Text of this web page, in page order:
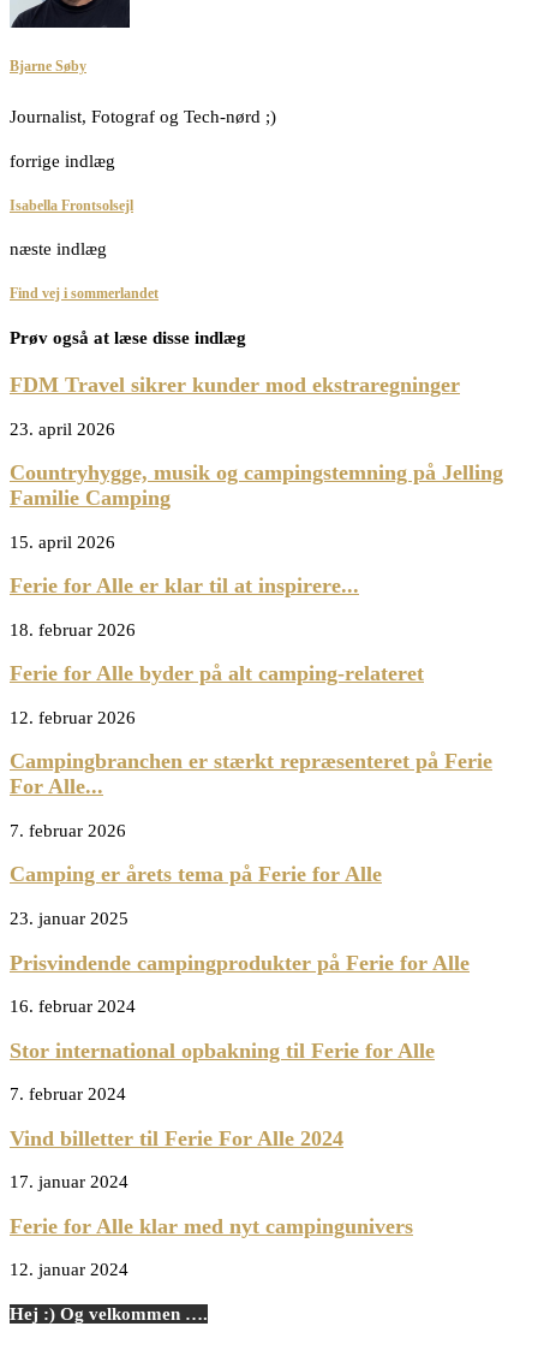
Bjarne Søby
Journalist, Fotograf og Tech-nørd ;)
forrige indlæg
Isabella Frontsolsejl
næste indlæg
Find vej i sommerlandet
Prøv også at læse disse indlæg
FDM Travel sikrer kunder mod ekstraregninger
23. april 2026
Countryhygge, musik og campingstemning på Jelling
Familie Camping
15. april 2026
Ferie for Alle er klar til at inspirere...
18. februar 2026
Ferie for Alle byder på alt camping-relateret
12. februar 2026
Campingbranchen er stærkt repræsenteret på Ferie
For Alle...
7. februar 2026
Camping er årets tema på Ferie for Alle
23. januar 2025
Prisvindende campingprodukter på Ferie for Alle
16. februar 2024
Stor international opbakning til Ferie for Alle
7. februar 2024
Vind billetter til Ferie For Alle 2024
17. januar 2024
Ferie for Alle klar med nyt campingunivers
12. januar 2024
Hej :) Og velkommen ….